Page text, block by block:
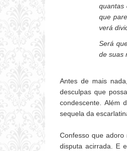
quantas
que
verá
Será
de suas
Antes de mais
desculpas que
condescente. Além
sequela da
Confesso que adoro
disputa acirrada. E